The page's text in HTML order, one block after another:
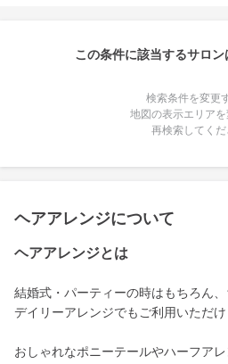
この条件に該当するサロ
検索条件を変更
地図の表示エリア
再検索してく
ヘアアレンジについて
ヘアアレンジとは
結婚式・パーティーの時はもちろん
デイリーアレンジでもご利用いただけ
おしゃれなポニーテールやハーフア